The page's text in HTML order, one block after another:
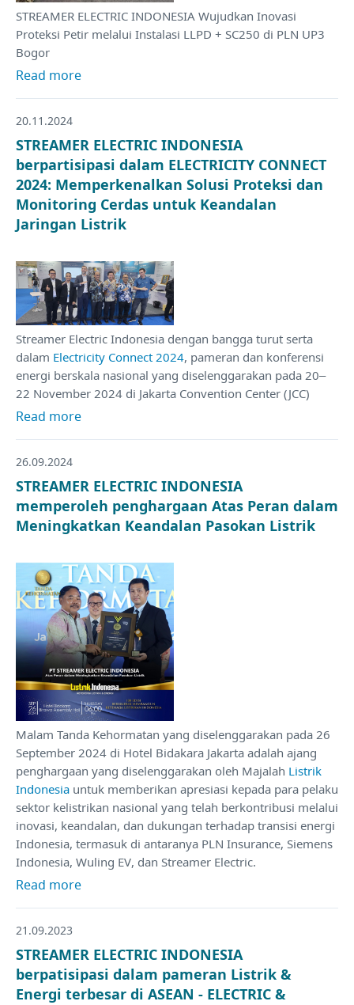
STREAMER ELECTRIC INDONESIA Wujudkan Inovasi
Proteksi Petir melalui Instalasi LLPD + SC250 di PLN UP3
Bogor
Read more
20.11.2024
STREAMER ELECTRIC INDONESIA
berpartisipasi dalam ELECTRICITY CONNECT
2024: Memperkenalkan Solusi Proteksi dan
Monitoring Cerdas untuk Keandalan
Jaringan Listrik
Streamer Electric Indonesia dengan bangga turut serta
dalam Electricity Connect 2024, pameran dan konferensi
energi berskala nasional yang diselenggarakan pada 20–
22 November 2024 di Jakarta Convention Center (JCC)
Read more
26.09.2024
STREAMER ELECTRIC INDONESIA
memperoleh penghargaan Atas Peran dalam
Meningkatkan Keandalan Pasokan Listrik
Malam Tanda Kehormatan yang diselenggarakan pada 26
September 2024 di Hotel Bidakara Jakarta adalah ajang
penghargaan yang diselenggarakan oleh Majalah Listrik
Indonesia untuk memberikan apresiasi kepada para pelaku
sektor kelistrikan nasional yang telah berkontribusi melalui
inovasi, keandalan, dan dukungan terhadap transisi energi
Indonesia, termasuk di antaranya PLN Insurance, Siemens
Indonesia, Wuling EV, dan Streamer Electric.
Read more
21.09.2023
STREAMER ELECTRIC INDONESIA
berpatisipasi dalam pameran Listrik &
Energi terbesar di ASEAN - ELECTRIC &